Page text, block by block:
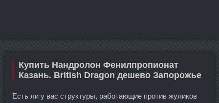
Купить Нандролон Фенилпропионат
Казань. British Dragon дешево Запорожье
Есть ли у вас структуры, работающие против жуликов